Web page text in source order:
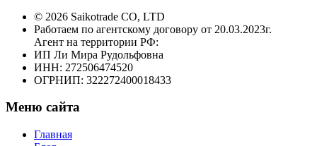
© 2026 Saikotrade CO, LTD
Работаем по агентскому договору от 20.03.2023г.
Агент на территории РФ:
ИП Ли Мира Рудольфовна
ИНН: 272506474520
ОГРНИП: 322272400018433
Меню сайта
Главная